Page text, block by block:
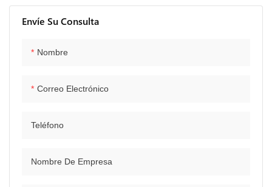
Envíe Su Consulta
Nombre
Correo Electrónico
Teléfono
Nombre De Empresa
Exteriores, Sillones Grandes
Para Restaurante
De Comedor Al Aire Libre